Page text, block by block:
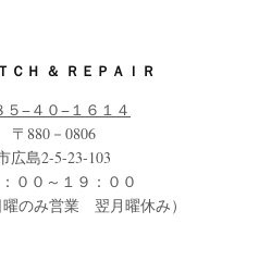
Ｈ ＆ ＲＥＰＡＩＲ
５−４０−１６１４
880－0806
広島2-5-23-103
００～１９：００
のみ営業 翌月曜休み）